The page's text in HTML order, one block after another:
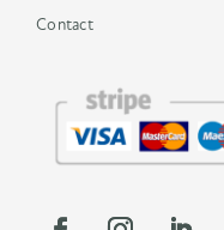
Contact